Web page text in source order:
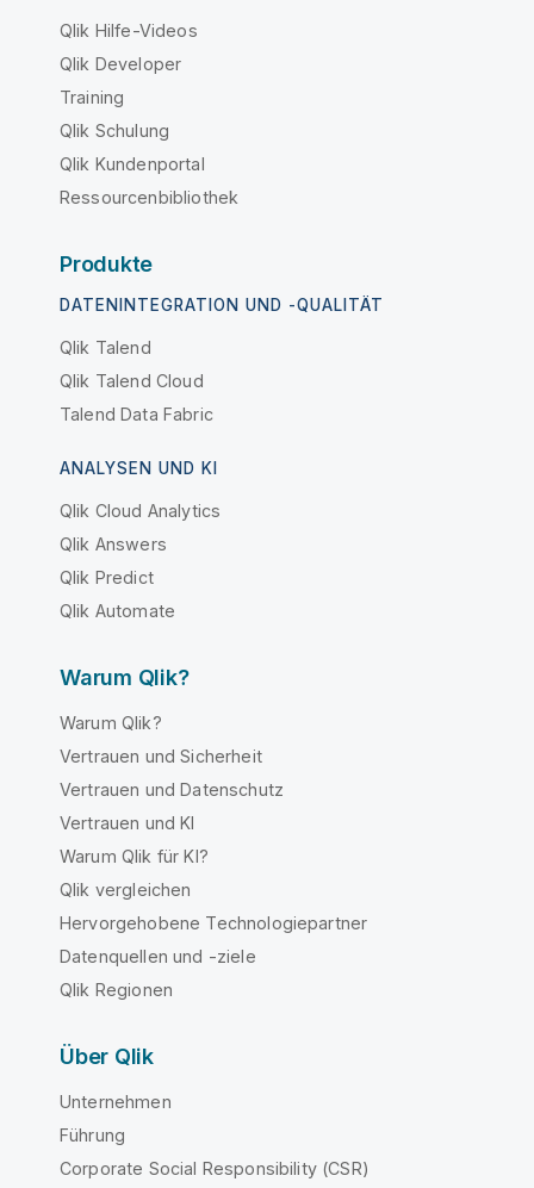
Qlik Hilfe-Videos
Qlik Developer
Training
Qlik Schulung
Qlik Kundenportal
Ressourcenbibliothek
Produkte
DATENINTEGRATION UND -QUALITÄT
Qlik Talend
Qlik Talend Cloud
Talend Data Fabric
ANALYSEN UND KI
Qlik Cloud Analytics
Qlik Answers
Qlik Predict
Qlik Automate
Warum Qlik?
Warum Qlik?
Vertrauen und Sicherheit
Vertrauen und Datenschutz
Vertrauen und KI
Warum Qlik für KI?
Qlik vergleichen
Hervorgehobene Technologiepartner
Datenquellen und -ziele
Qlik Regionen
Über Qlik
Unternehmen
Führung
Corporate Social Responsibility (CSR)